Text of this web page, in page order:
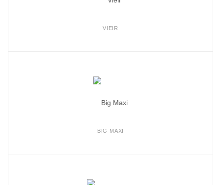
VIEIR
BIG MAXI